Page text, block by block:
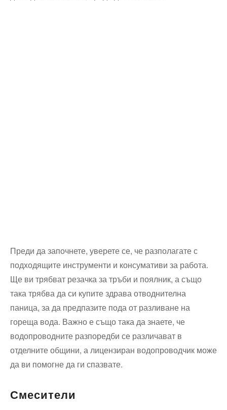
Преди да започнете, уверете се, че разполагате с
подходящите инструменти и консумативи за работа.
Ще ви трябват резачка за тръби и поялник, а също
така трябва да си купите здрава отводнителна
паница, за да предпазите пода от разливане на
гореща вода. Важно е също така да знаете, че
водопроводните разпоредби се различават в
отделните общини, а лицензиран водопроводчик може
да ви помогне да ги спазвате.
Смесители